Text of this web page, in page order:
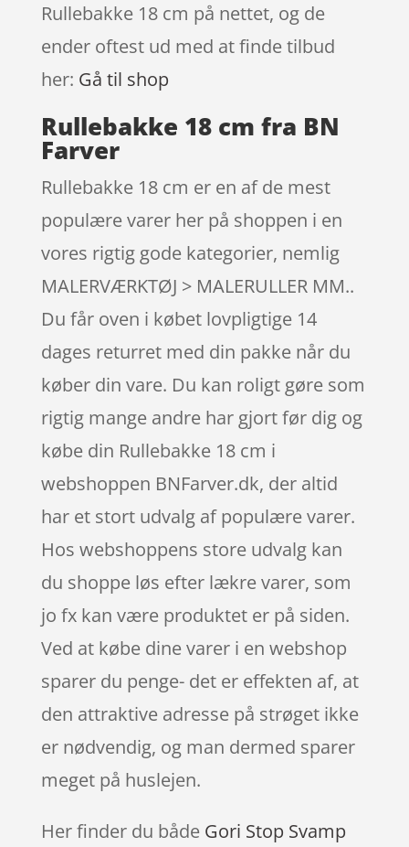
Rullebakke 18 cm på nettet, og de
ender oftest ud med at finde tilbud
her: Gå til shop
Rullebakke 18 cm fra BN
Farver
Rullebakke 18 cm er en af de mest
populære varer her på shoppen i en
vores rigtig gode kategorier, nemlig
MALERVÆRKTØJ > MALERULLER MM..
Du får oven i købet lovpligtige 14
dages returret med din pakke når du
køber din vare. Du kan roligt gøre som
rigtig mange andre har gjort før dig og
købe din Rullebakke 18 cm i
webshoppen BNFarver.dk, der altid
har et stort udvalg af populære varer.
Hos webshoppens store udvalg kan
du shoppe løs efter lækre varer, som
jo fx kan være produktet er på siden.
Ved at købe dine varer i en webshop
sparer du penge- det er effekten af, at
den attraktive adresse på strøget ikke
er nødvendig, og man dermed sparer
meget på huslejen.
Her finder du både Gori Stop Svamp